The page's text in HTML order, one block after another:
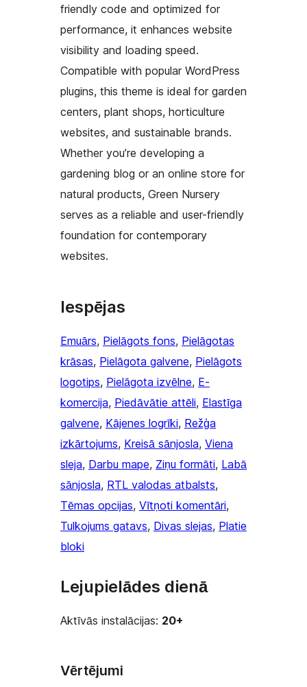
friendly code and optimized for
performance, it enhances website
visibility and loading speed.
Compatible with popular WordPress
plugins, this theme is ideal for garden
centers, plant shops, horticulture
websites, and sustainable brands.
Whether you’re developing a
gardening blog or an online store for
natural products, Green Nursery
serves as a reliable and user-friendly
foundation for contemporary
websites.
Iespējas
Emuārs, Pielāgots fons, Pielāgotas
krāsas, Pielāgota galvene, Pielāgots
logotips, Pielāgota izvēlne, E-
komercija, Piedāvātie attēli, Elastīga
galvene, Kājenes logrīki, Režģa
izkārtojums, Kreisā sānjosla, Viena
sleja, Darbu mape, Ziņu formāti, Labā
sānjosla, RTL valodas atbalsts
Tēmas opcijas, Vītņoti komentāri
Tulkojums gatavs, Divas slejas, Platie
bloki
Lejupielādes dienā
Aktīvās instalācijas: 20+
Vērtējumi